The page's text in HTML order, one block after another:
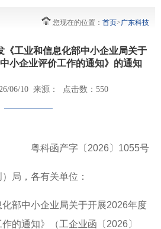
您现在的位置： 首页>广东科技
《工业和信息化部中小企业局关于
小企业评价工作的通知》的通知
06/10 来源： 点击数：550
粤科函产字〔2026〕1055号
局，各有关单位：
中小企业局关于开展2026年度
的通知》（工企业函〔2026〕